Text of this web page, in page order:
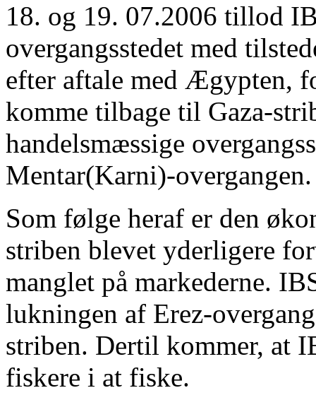
18. og 19. 07.2006 tillod
overgangsstedet med
efter aftale med Ægypten,
komme tilbage til Gaza-
handelsmæssige
Mentar(Karni)-overgangen.
Som følge heraf er den
striben blevet yderligere
manglet på markederne.
lukningen af Erez-
striben. Dertil kommer, at
fiskere i at fiske.